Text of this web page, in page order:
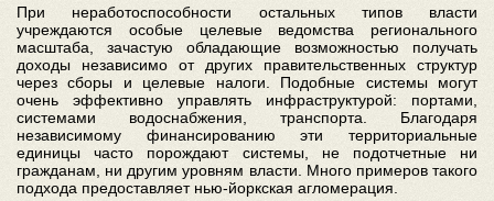
При неработоспособности остальных типов власти
учреждаются особые целевые ведомства регионального
масштаба, зачастую обладающие возможностью получать
доходы независимо от других правительственных структур
через сборы и целевые налоги. Подобные системы могут
очень эффективно управлять инфраструктурой: портами,
системами водоснабжения, транспорта. Благодаря
независимому финансированию эти территориальные
единицы часто порождают системы, не подотчетные ни
гражданам, ни другим уровням власти. Много примеров такого
подхода предоставляет нью-йоркская агломерация.